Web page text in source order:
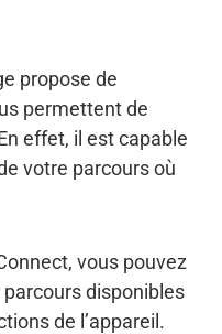
propose de
permettent de
effet, il est capable
votre parcours où
vous pouvez
disponibles
de l’appareil.